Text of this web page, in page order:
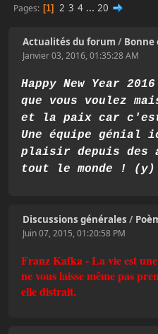
Pages 1 2 3 4 ... 20
Actualités du forum / Bonne
Janvier 03, 2016, 01:35:28 AM
Happy New Year
que vous voulez
et la paix car
Une équipe génial
plaisir depuis des
tout le monde ! (y)
Discussions générales /
Juin 07, 2015, 01:20:58 PM
Franz Kafka - La vie est
ne vous laisse même pas
elle distrait.